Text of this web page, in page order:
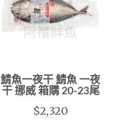
鯖魚一夜干 鯖魚 一夜
干 挪威 箱購 20-23尾
$2,320